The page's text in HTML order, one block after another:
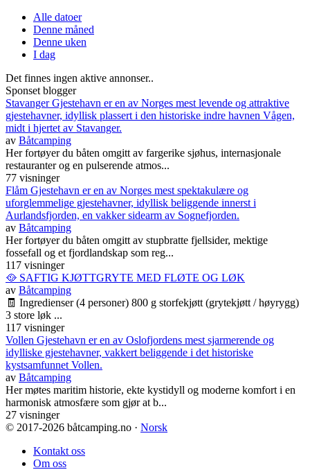
Alle datoer
Denne måned
Denne uken
I dag
Det finnes ingen aktive annonser..
Sponset blogger
Stavanger Gjestehavn er en av Norges mest levende og attraktive
gjestehavner, idyllisk plassert i den historiske indre havnen Vågen,
midt i hjertet av Stavanger.
av Båtcamping
Her fortøyer du båten omgitt av fargerike sjøhus, internasjonale
restauranter og en pulserende atmos...
77 visninger
Flåm Gjestehavn er en av Norges mest spektakulære og
uforglemmelige gjestehavner, idyllisk beliggende innerst i
Aurlandsfjorden, en vakker sidearm av Sognefjorden.
av Båtcamping
Her fortøyer du båten omgitt av stupbratte fjellsider, mektige
fossefall og et fjordlandskap som reg...
117 visninger
🥘 SAFTIG KJØTTGRYTE MED FLØTE OG LØK
av Båtcamping
🧾 Ingredienser (4 personer) 800 g storfekjøtt (grytekjøtt / høyrygg)
3 store løk ...
117 visninger
Vollen Gjestehavn er en av Oslofjordens mest sjarmerende og
idylliske gjestehavner, vakkert beliggende i det historiske
kystsamfunnet Vollen.
av Båtcamping
Her møtes maritim historie, ekte kystidyll og moderne komfort i en
harmonisk atmosfære som gjør at b...
27 visninger
© 2017-2026 båtcamping.no · Norsk
Kontakt oss
Om oss